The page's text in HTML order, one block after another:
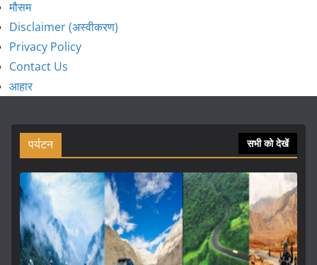
मौसम
Disclaimer (अस्वीकरण)
Privacy Policy
Contact Us
आहार
पर्यटन सभी को देखें